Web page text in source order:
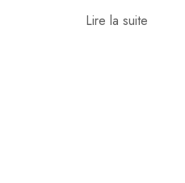
Lire la suite